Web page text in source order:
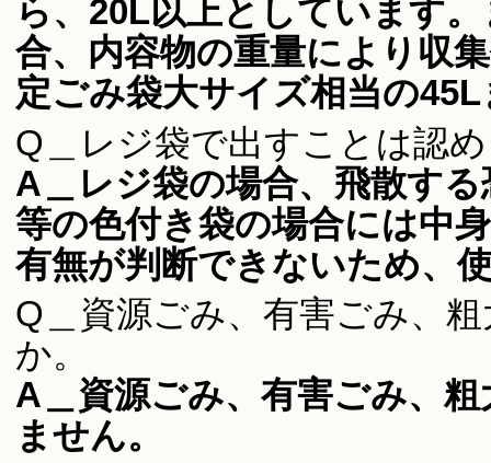
ら、20L以上としています
合、内容物の重量により収
定ごみ袋大サイズ相当の
Q＿レジ袋で出すことは認
A＿レジ袋の場合、飛散す
等の色付き袋の場合には中
有無が判断できないため、
Q＿資源ごみ、有害ごみ、
か。
A＿資源ごみ、有害ごみ、
ません。